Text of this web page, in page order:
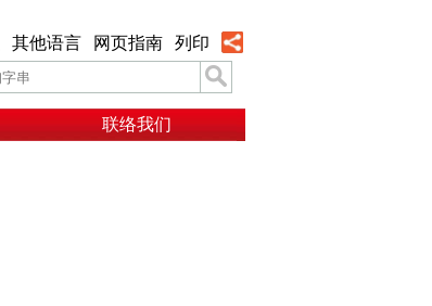
其他语言 网页指南 列印
联络我们